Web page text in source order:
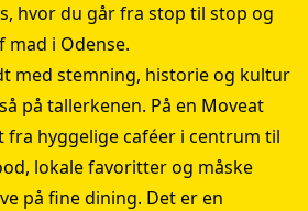
hvor du går fra stop til stop og
mad i Odense.
med stemning, historie og kultur
på tallerkenen. På en Moveat
fra hyggelige caféer i centrum til
lokale favoritter og måske
på fine dining. Det er en